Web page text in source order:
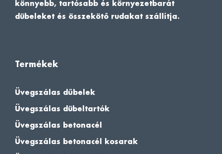
könnyebb, tartósabb és környezetbarát
dübeleket és összekötő rudakat szállítja.
Termékek
Üvegszálas dűbelek
Üvegszálas dübeltartók
Üvegszálas betonacél
Üvegszálas betonacél kosarak